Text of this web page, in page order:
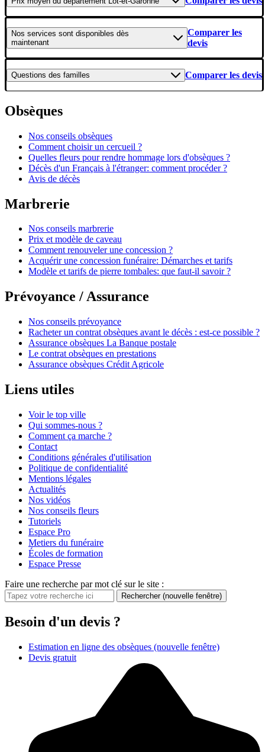
Nos services sont disponibles dès
maintenant
Comparer les
devis
Questions des familles Comparer les devis
Obsèques
Nos conseils obsèques
Comment choisir un cercueil ?
Quelles fleurs pour rendre hommage lors d'obsèques ?
Décès d'un Français à l'étranger: comment procéder ?
Avis de décès
Marbrerie
Nos conseils marbrerie
Prix et modèle de caveau
Comment renouveler une concession ?
Acquérir une concession funéraire: Démarches et tarifs
Modèle et tarifs de pierre tombales: que faut-il savoir ?
Prévoyance / Assurance
Nos conseils prévoyance
Racheter un contrat obsèques avant le décès : est-ce possible ?
Assurance obsèques La Banque postale
Le contrat obsèques en prestations
Assurance obsèques Crédit Agricole
Liens utiles
Voir le top ville
Qui sommes-nous ?
Comment ça marche ?
Contact
Conditions générales d'utilisation
Politique de confidentialité
Mentions légales
Actualités
Nos vidéos
Nos conseils fleurs
Tutoriels
Espace Pro
Metiers du funéraire
Écoles de formation
Espace Presse
Faire une recherche par mot clé sur le site :
Rechercher (nouvelle fenêtre)
Besoin d'un devis ?
Estimation en ligne des obsèques (nouvelle fenêtre)
Devis gratuit